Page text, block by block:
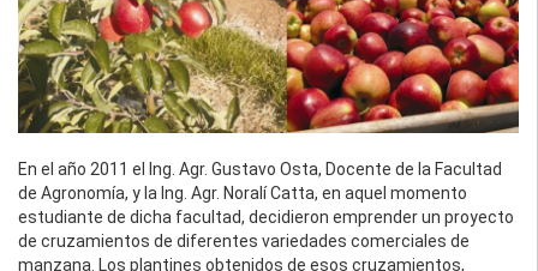
En el año 2011 el Ing. Agr. Gustavo Osta, Docente de la Facultad
de Agronomía, y la Ing. Agr. Noralí Catta, en aquel momento
estudiante de dicha facultad, decidieron emprender un proyecto
de cruzamientos de diferentes variedades comerciales de
manzana. Los plantines obtenidos de esos cruzamientos,